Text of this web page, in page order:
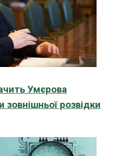
Умєрова
розвідки